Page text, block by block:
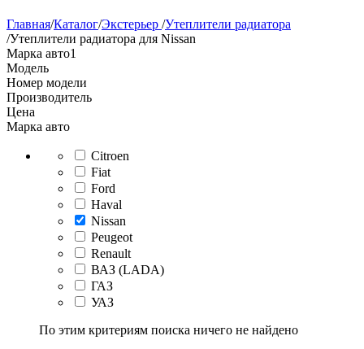
Главная/Каталог/Экстерьер /Утеплители радиатора
/Утеплители радиатора для Nissan
Марка авто1
Модель
Номер модели
Производитель
Цена
Марка авто
Citroen
Fiat
Ford
Haval
Nissan
Peugeot
Renault
ВАЗ (LADA)
ГАЗ
УАЗ
По этим критериям поиска ничего не найдено